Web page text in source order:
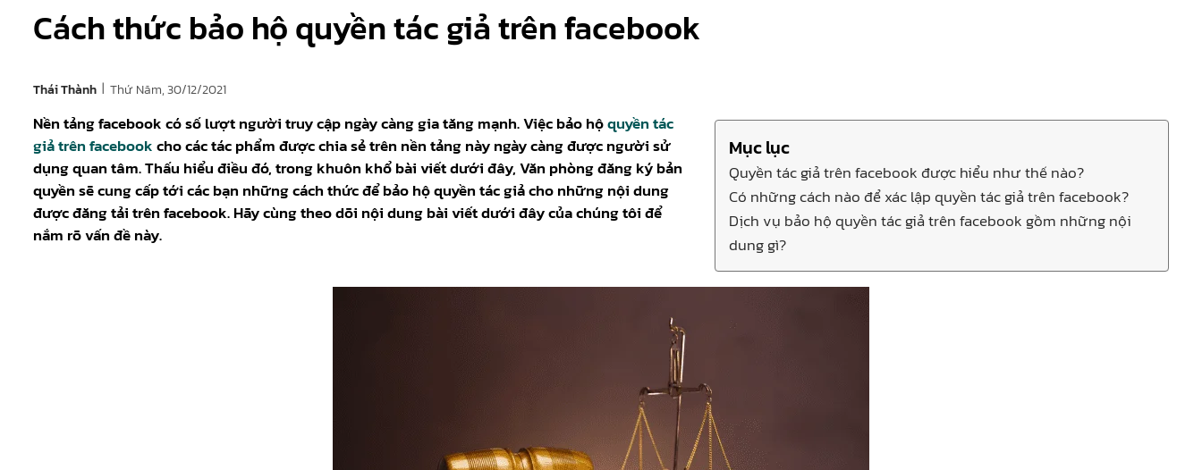
Cách thức bảo hộ quyền tác giả trên facebook
Thái Thành | Thứ Năm, 30/12/2021
Mục lục
Quyền tác giả trên facebook được hiểu như thế nào?
Có những cách nào để xác lập quyền tác giả trên facebook?
Dịch vụ bảo hộ quyền tác giả trên facebook gồm những nội
dung gì?
Nền tảng facebook có số lượt người truy cập ngày càng gia tăng mạnh. Việc bảo hộquyền tác
giả trên facebookcho các tác phẩm được chia sẻ trên nền tảng này ngày càng được người sử
dụng quan tâm. Thấu hiểu điều đó, trong khuôn khổ bài viết dưới đây, Văn phòng đăng ký bản
quyền sẽ cung cấp tới các bạn những cách thức để bảo hộ quyền tác giả cho những nội dung
được đăng tải trên facebook. Hãy cùng theo dõi nội dung bài viết dưới đây của chúng tôi để
nắm rõ vấn đề này.